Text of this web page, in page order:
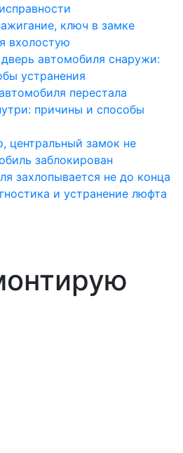
ключ в замке
вхолостую
автомобиля снаружи:
устранения
перестала
причины и способы
центральный замок не
заблокирован
захлопывается не до конца
и устранение люфта